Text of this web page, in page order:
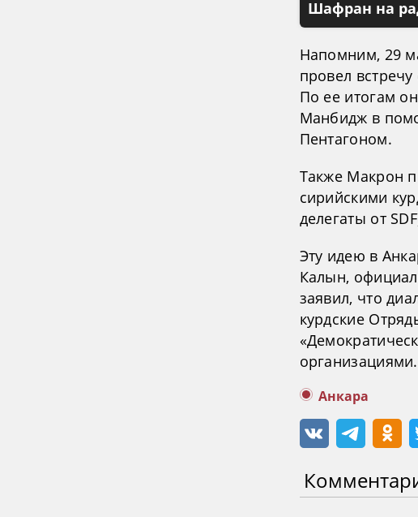
Шафран на
Напомним, 29
провел
По ее итогам
Манбидж в
Пентагоном.
Также Макрон
сирийскими
делегаты от
Эту идею в
Калын,
заявил, что
курдские
организациями.
Анкара